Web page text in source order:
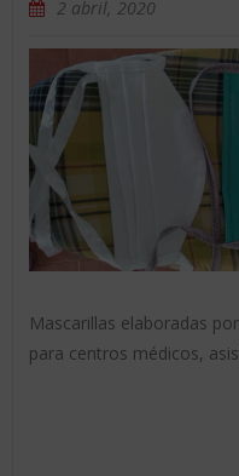
2 abril, 2020
Mascarillas elaboradas
para centros médicos,